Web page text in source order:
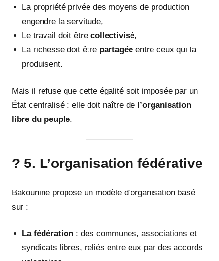
La propriété privée des moyens de production
engendre la servitude,
Le travail doit êtrecollectivisé,
La richesse doit être partagée entre ceux qui la
produisent.
Mais il refuse que cette égalité soit imposée par un
État centralisé : elle doit naître de l’organisation
libre du peuple.
? 5. L’organisation fédérative
Bakounine propose un modèle d’organisation basé
sur :
La fédération : des communes, associations et
syndicats libres, reliés entre eux par des accords